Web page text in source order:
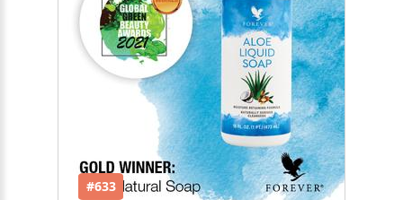
#633